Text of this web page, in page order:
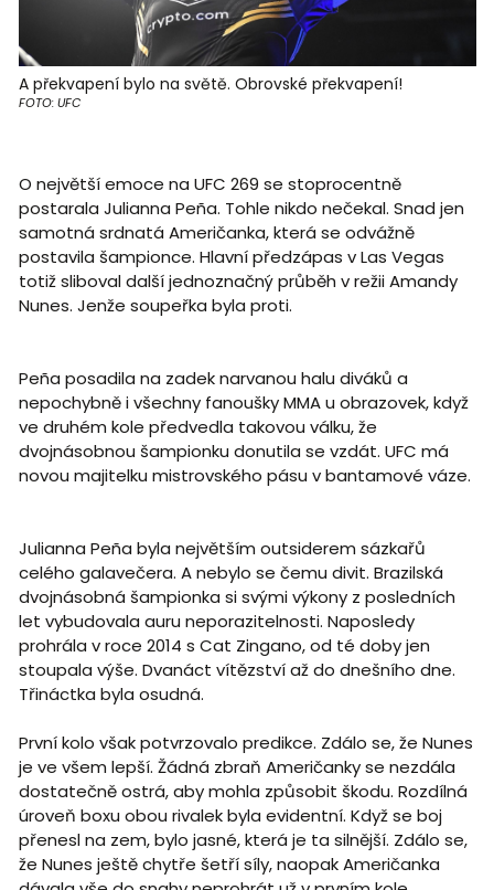
A překvapení bylo na světě. Obrovské překvapení!
FOTO: UFC
O největší emoce na UFC 269 se stoprocentně
postarala Julianna Peña. Tohle nikdo nečekal. Snad jen
samotná srdnatá Američanka, která se odvážně
postavila šampionce. Hlavní předzápas v Las Vegas
totiž sliboval další jednoznačný průběh v režii Amandy
Nunes. Jenže soupeřka byla proti.
Peña posadila na zadek narvanou halu diváků a
nepochybně i všechny fanoušky MMA u obrazovek, když
ve druhém kole předvedla takovou válku, že
dvojnásobnou šampionku donutila se vzdát. UFC má
novou majitelku mistrovského pásu v bantamové váze.
Julianna Peña byla největším outsiderem sázkařů
celého galavečera. A nebylo se čemu divit. Brazilská
dvojnásobná šampionka si svými výkony z posledních
let vybudovala auru neporazitelnosti. Naposledy
prohrála v roce 2014 s Cat Zingano, od té doby jen
stoupala výše. Dvanáct vítězství až do dnešního dne.
Třináctka byla osudná.
První kolo však potvrzovalo predikce. Zdálo se, že Nunes
je ve všem lepší. Žádná zbraň Američanky se nezdála
dostatečně ostrá, aby mohla způsobit škodu. Rozdílná
úroveň boxu obou rivalek byla evidentní. Když se boj
přenesl na zem, bylo jasné, která je ta silnější. Zdálo se,
že Nunes ještě chytře šetří síly, naopak Američanka